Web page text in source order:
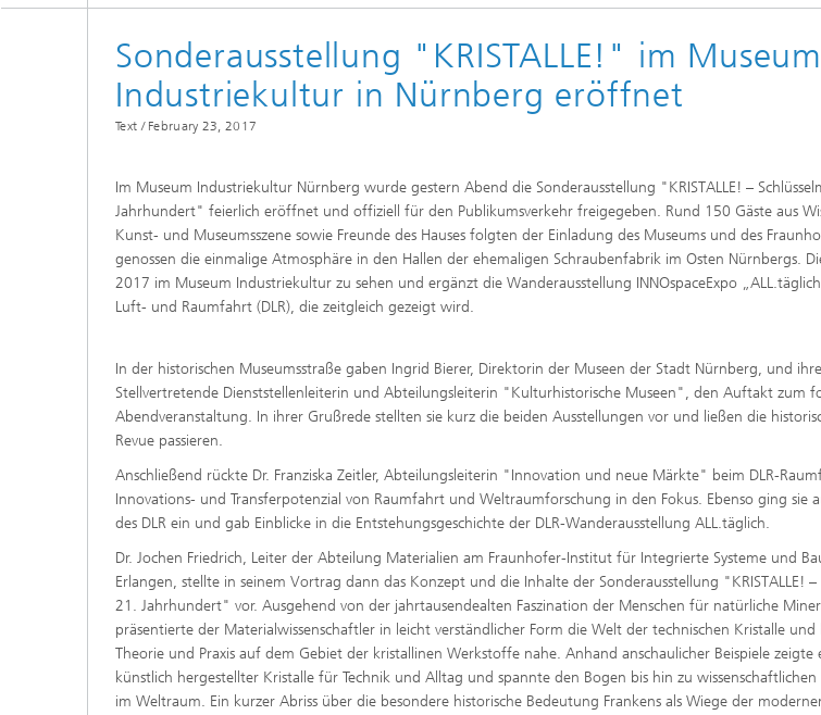
Sonderausstellung "KRISTALLE!" im Museum
Industriekultur in Nürnberg eröffnet
Text / February 23, 2017
Im Museum Industriekultur Nürnberg wurde gestern Abend die Sonderausstellung "KRISTALLE! –
Jahrhundert" feierlich eröffnet und offiziell für den Publikumsverkehr freigegeben. Rund 150 Gäste aus
Kunst- und Museumsszene sowie Freunde des Hauses folgten der Einladung des Museums und des
genossen die einmalige Atmosphäre in den Hallen der ehemaligen Schraubenfabrik im Osten Nürnbergs.
2017 im Museum Industriekultur zu sehen und ergänzt die Wanderausstellung INNOspaceExpo
Luft- und Raumfahrt (DLR), die zeitgleich gezeigt wird.
In der historischen Museumsstraße gaben Ingrid Bierer, Direktorin der Museen der Stadt Nürnberg, und
Stellvertretende Dienststellenleiterin und Abteilungsleiterin "Kulturhistorische Museen", den Auftakt zum
Abendveranstaltung. In ihrer Grußrede stellten sie kurz die beiden Ausstellungen vor und ließen die
Revue passieren.
Anschließend rückte Dr. Franziska Zeitler, Abteilungsleiterin "Innovation und neue Märkte" beim DLR-
Innovations- und Transferpotenzial von Raumfahrt und Weltraumforschung in den Fokus. Ebenso ging sie
des DLR ein und gab Einblicke in die Entstehungsgeschichte der DLR-Wanderausstellung ALL.täglich.
Dr. Jochen Friedrich, Leiter der Abteilung Materialien am Fraunhofer-Institut für Integrierte Systeme und
Erlangen, stellte in seinem Vortrag dann das Konzept und die Inhalte der Sonderausstellung "KRISTALLE!
21. Jahrhundert" vor. Ausgehend von der jahrtausendealten Faszination der Menschen für natürliche
präsentierte der Materialwissenschaftler in leicht verständlicher Form die Welt der technischen Kristalle
Theorie und Praxis auf dem Gebiet der kristallinen Werkstoffe nahe. Anhand anschaulicher Beispiele
künstlich hergestellter Kristalle für Technik und Alltag und spannte den Bogen bis hin zu
im Weltraum. Ein kurzer Abriss über die besondere historische Bedeutung Frankens als Wiege der